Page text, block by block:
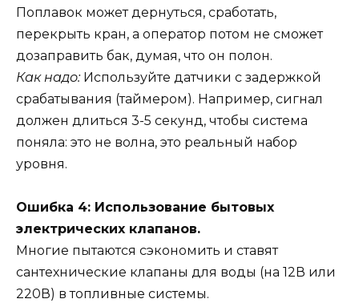
Поплавок может дернуться, сработать,
перекрыть кран, а оператор потом не сможет
дозаправить бак, думая, что он полон.
Как надо:Используйте датчики с задержкой
срабатывания (таймером). Например, сигнал
должен длиться 3-5 секунд, чтобы система
поняла: это не волна, это реальный набор
уровня.
Ошибка 4: Использование бытовых
электрических клапанов.
Многие пытаются сэкономить и ставят
сантехнические клапаны для воды (на 12В или
220В) в топливные системы.